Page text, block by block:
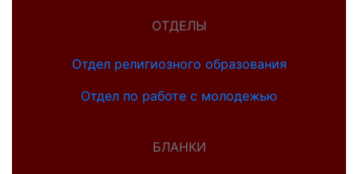
ОТДЕЛЫ
Отдел религиозного образования
Отдел по работе с молодежью
БЛАНКИ